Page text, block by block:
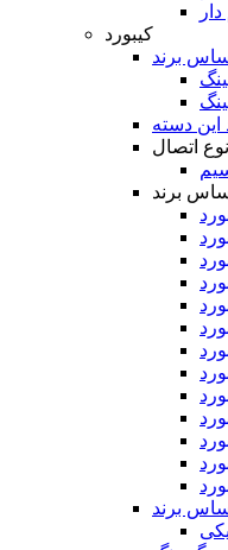
کیبورد
برند
این دسته
اتصال
برند
برند